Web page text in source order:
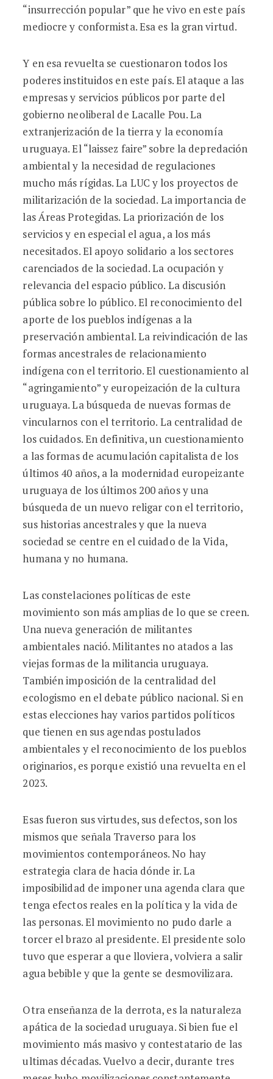
“insurrección popular” que he vivo en este país
mediocre y conformista. Esa es la gran virtud.
Y en esa revuelta se cuestionaron todos los
poderes instituidos en este país. El ataque a las
empresas y servicios públicos por parte del
gobierno neoliberal de Lacalle Pou. La
extranjerización de la tierra y la economía
uruguaya. El “laissez faire” sobre la depredación
ambiental y la necesidad de regulaciones
mucho más rígidas. La LUC y los proyectos de
militarización de la sociedad. La importancia de
las Áreas Protegidas. La priorización de los
servicios y en especial el agua, a los más
necesitados. El apoyo solidario a los sectores
carenciados de la sociedad. La ocupación y
relevancia del espacio público. La discusión
pública sobre lo público. El reconocimiento del
aporte de los pueblos indígenas a la
preservación ambiental. La reivindicación de las
formas ancestrales de relacionamiento
indígena con el territorio. El cuestionamiento al
“agringamiento” y europeización de la cultura
uruguaya. La búsqueda de nuevas formas de
vincularnos con el territorio. La centralidad de
los cuidados. En definitiva, un cuestionamiento
a las formas de acumulación capitalista de los
últimos 40 años, a la modernidad europeizante
uruguaya de los últimos 200 años y una
búsqueda de un nuevo religar con el territorio,
sus historias ancestrales y que la nueva
sociedad se centre en el cuidado de la Vida,
humana y no humana.
Las constelaciones políticas de este
movimiento son más amplias de lo que se creen.
Una nueva generación de militantes
ambientales nació. Militantes no atados a las
viejas formas de la militancia uruguaya.
También imposición de la centralidad del
ecologismo en el debate público nacional. Si en
estas elecciones hay varios partidos políticos
que tienen en sus agendas postulados
ambientales y el reconocimiento de los pueblos
originarios, es porque existió una revuelta en el
2023.
Esas fueron sus virtudes, sus defectos, son los
mismos que señala Traverso para los
movimientos contemporáneos. No hay
estrategia clara de hacia dónde ir. La
imposibilidad de imponer una agenda clara que
tenga efectos reales en la política y la vida de
las personas. El movimiento no pudo darle a
torcer el brazo al presidente. El presidente solo
tuvo que esperar a que lloviera, volviera a salir
agua bebible y que la gente se desmovilizara.
Otra enseñanza de la derrota, es la naturaleza
apática de la sociedad uruguaya. Si bien fue el
movimiento más masivo y contestatario de las
ultimas décadas. Vuelvo a decir, durante tres